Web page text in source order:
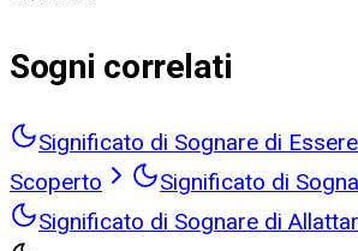
Sogni correlati
Significato di Sognare di
Scoperto
Significato di
Significato di Sognare di